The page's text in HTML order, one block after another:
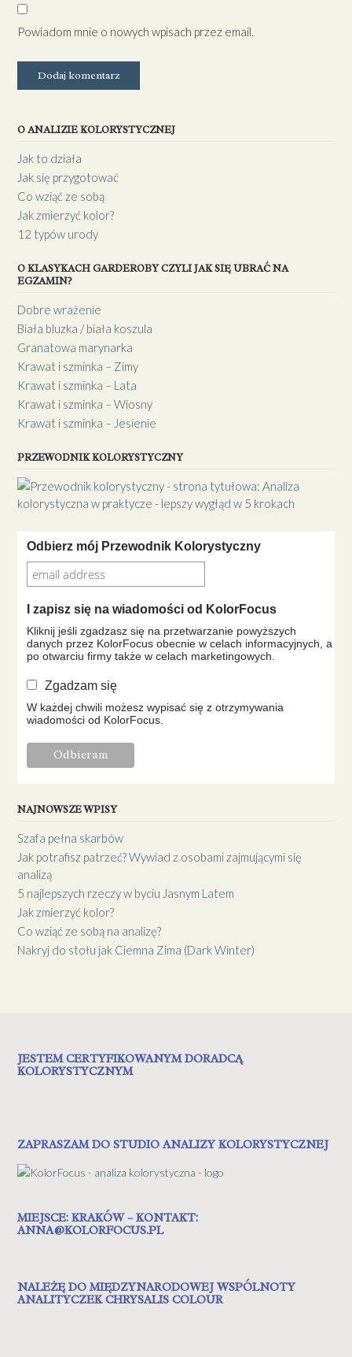
Powiadom mnie o nowych wpisach przez email.
O ANALIZIE KOLORYSTYCZNEJ
Jak to działa
Jak się przygotować
Co wziąć ze sobą
Jak zmierzyć kolor?
12 typów urody
O KLASYKACH GARDEROBY CZYLI JAK SIĘ UBRAĆ NA
EGZAMIN?
Dobre wrażenie
Biała bluzka / biała koszula
Granatowa marynarka
Krawat i szminka – Zimy
Krawat i szminka – Lata
Krawat i szminka – Wiosny
Krawat i szminka – Jesienie
PRZEWODNIK KOLORYSTYCZNY
Odbierz mój Przewodnik Kolorystyczny
I zapisz się na wiadomości od KolorFocus
Kliknij jeśli zgadzasz się na przetwarzanie powyższych
danych przez KolorFocus obecnie w celach informacyjnych, a
po otwarciu firmy także w celach marketingowych.
Zgadzam się
W każdej chwili możesz wypisać się z otrzymywania
wiadomości od KolorFocus.
NAJNOWSZE WPISY
Szafa pełna skarbów
Jak potrafisz patrzeć? Wywiad z osobami zajmującymi się
analizą
5 najlepszych rzeczy w byciu Jasnym Latem
Jak zmierzyć kolor?
Co wziąć ze sobą na analizę?
Nakryj do stołu jak Ciemna Zima (Dark Winter)
JESTEM CERTYFIKOWANYM DORADCĄ
KOLORYSTYCZNYM
ZAPRASZAM DO STUDIO ANALIZY KOLORYSTYCZNEJ
MIEJSCE: KRAKÓW – KONTAKT:
ANNA@KOLORFOCUS.PL
NALEŻĘ DO MIĘDZYNARODOWEJ WSPÓLNOTY
ANALITYCZEK CHRYSALIS COLOUR